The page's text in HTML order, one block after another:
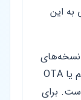
به این
جدید نرم‌افزاری وجود دارد. روش مستقیم یا OTA
است. برای